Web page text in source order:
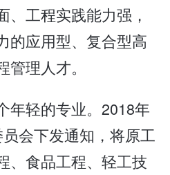
、工程实践能力强，
的应用型、复合型高
理人才。
年轻的专业。2018年
会下发通知，将原工
、食品工程、轻工技